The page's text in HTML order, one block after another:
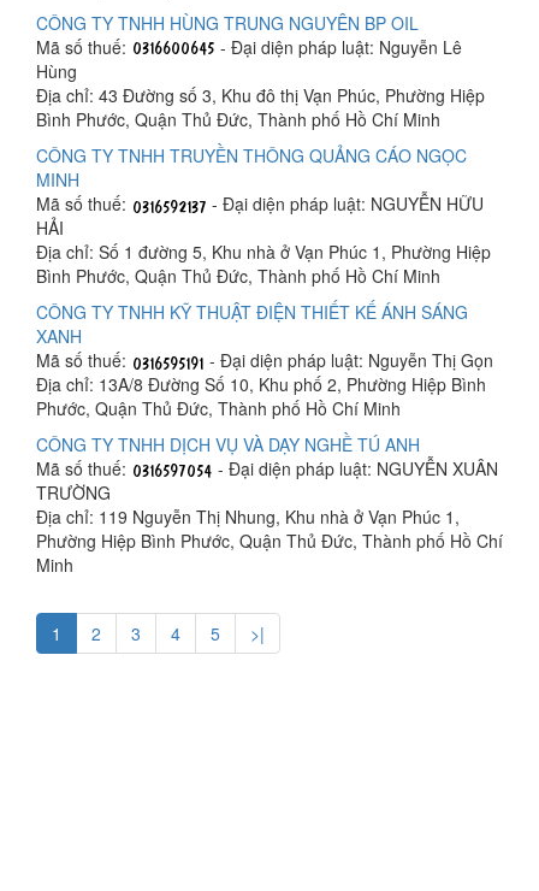
CÔNG TY TNHH HÙNG TRUNG NGUYÊN BP OIL
Mã số thuế:
- Đại diện pháp luật: Nguyễn Lê
Hùng
Địa chỉ: 43 Đường số 3, Khu đô thị Vạn Phúc, Phường Hiệp
Bình Phước, Quận Thủ Đức, Thành phố Hồ Chí Minh
CÔNG TY TNHH TRUYỀN THÔNG QUẢNG CÁO NGỌC
MINH
Mã số thuế:
- Đại diện pháp luật: NGUYỄN HỮU
HẢI
Địa chỉ: Số 1 đường 5, Khu nhà ở Vạn Phúc 1, Phường Hiệp
Bình Phước, Quận Thủ Đức, Thành phố Hồ Chí Minh
CÔNG TY TNHH KỸ THUẬT ĐIỆN THIẾT KẾ ÁNH SÁNG
XANH
Mã số thuế:
- Đại diện pháp luật: Nguyễn Thị Gọn
Địa chỉ: 13A/8 Đường Số 10, Khu phố 2, Phường Hiệp Bình
Phước, Quận Thủ Đức, Thành phố Hồ Chí Minh
CÔNG TY TNHH DỊCH VỤ VÀ DẠY NGHỀ TÚ ANH
Mã số thuế:
- Đại diện pháp luật: NGUYỄN XUÂN
TRƯỜNG
Địa chỉ: 119 Nguyễn Thị Nhung, Khu nhà ở Vạn Phúc 1,
Phường Hiệp Bình Phước, Quận Thủ Đức, Thành phố Hồ Chí
Minh
1 2 3 4 5 >|